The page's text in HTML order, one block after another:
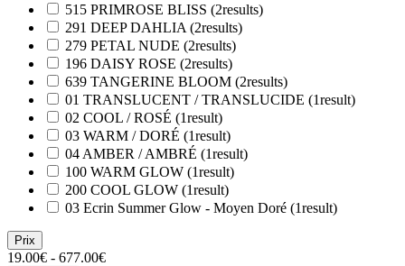
515 PRIMROSE BLISS (2results)
291 DEEP DAHLIA (2results)
279 PETAL NUDE (2results)
196 DAISY ROSE (2results)
639 TANGERINE BLOOM (2results)
01 TRANSLUCENT / TRANSLUCIDE (1result)
02 COOL / ROSÉ (1result)
03 WARM / DORÉ (1result)
04 AMBER / AMBRÉ (1result)
100 WARM GLOW (1result)
200 COOL GLOW (1result)
03 Ecrin Summer Glow - Moyen Doré (1result)
Prix
19.00€ - 677.00€